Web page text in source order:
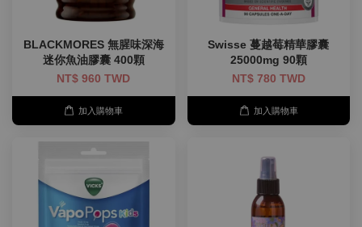
BLACKMORES 無腥味深海
迷你魚油膠囊 400顆
NT$ 960 TWD
加入購物車
Swisse 蔓越莓精華膠囊
25000mg 90顆
NT$ 780 TWD
加入購物車